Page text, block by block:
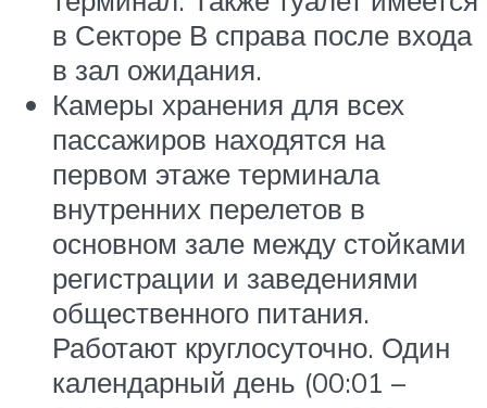
в Секторе В справа после входа
в зал ожидания.
Камеры хранения для всех
пассажиров находятся на
первом этаже терминала
внутренних перелетов в
основном зале между стойками
регистрации и заведениями
общественного питания.
Работают круглосуточно. Один
календарный день (00:01 –